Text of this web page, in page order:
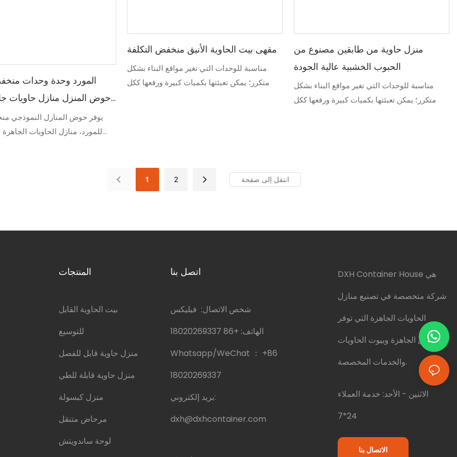
المورد وحدة وحدات
حوض المنزل منازل حاويات
رخيصة مكونة من طابقين
يوفر حوض المنازل النموذجي
للمورد، منازل الحاويات
مقهى بيت الحاوية الأنيق منخفض التكلفة
مناسبة للوحدات التي تغير مواقع البناء بشكل
متكرر؛ يمكن تعبئتها بكميات كبيرة ورفعها ككل
منزل حاوية من طابقين مصنوع من
الحبوب الخشبية عالية الجودة
مناسبة للوحدات التي تغير مواقع البناء بشكل
متكرر؛ يمكن تعبئتها بكميات كبيرة ورفعها ككل
1 2
المنتجات
بيت الحاوية القابل
للتوسيع
منزل حاوية قابل للفصل
منزل حاوية قابلة للطي
منزل كبسولة
مرحاض متنقل
لوحة ساندويتش
اتصل بنا
شخص الاتصال: فيليكس
الهاتف: +86 18020269337
Whatsapp/WeChat ： +86
18020269337
بريد إلكتروني:
dxh@dxhcontainer.com
DXH Container House هي
شركة متخصصة في تصنيع منازل
الحاويات الجاهزة التي توفر
المنازل الجاهزة وبيوت الحاويات
والخدمات المخصصة.
الاثنين - الأحد: خدمة العملاء
24*7
الاتصال بنا